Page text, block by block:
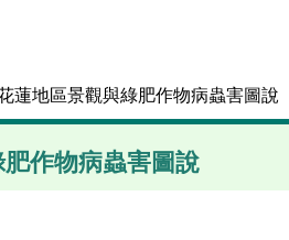
蓮地區景觀與綠肥作物病蟲害圖說
作物病蟲害圖說